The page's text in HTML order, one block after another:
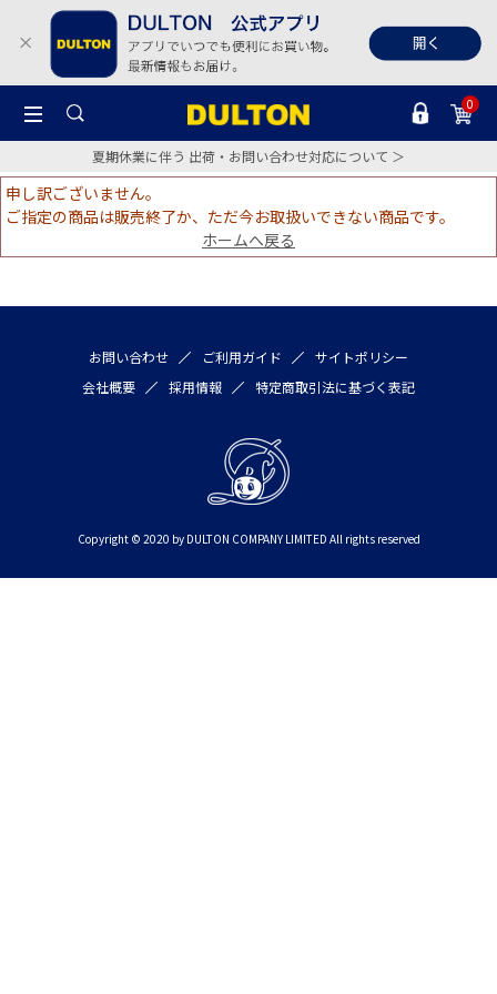
0
夏期休業に伴う 出荷・お問い合わせ対応について ＞
申し訳ございません。
ご指定の商品は販売終了か、ただ今お取扱いできない商品です。
ホームへ戻る
お問い合わせ ご利用ガイド
サイトポリシー
会社概要
採用情報 特定商取引法に基づく表記
Copyright © 2020 by DULTON COMPANY LIMITED All rights reserved